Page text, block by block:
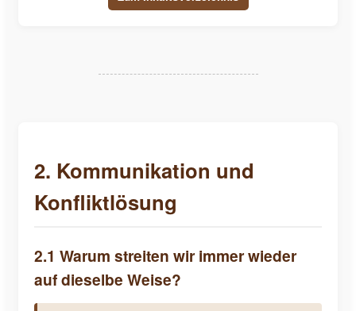
2. Kommunikation und
Konfliktlösung
2.1 Warum streiten wir immer wieder
auf dieselbe Weise?